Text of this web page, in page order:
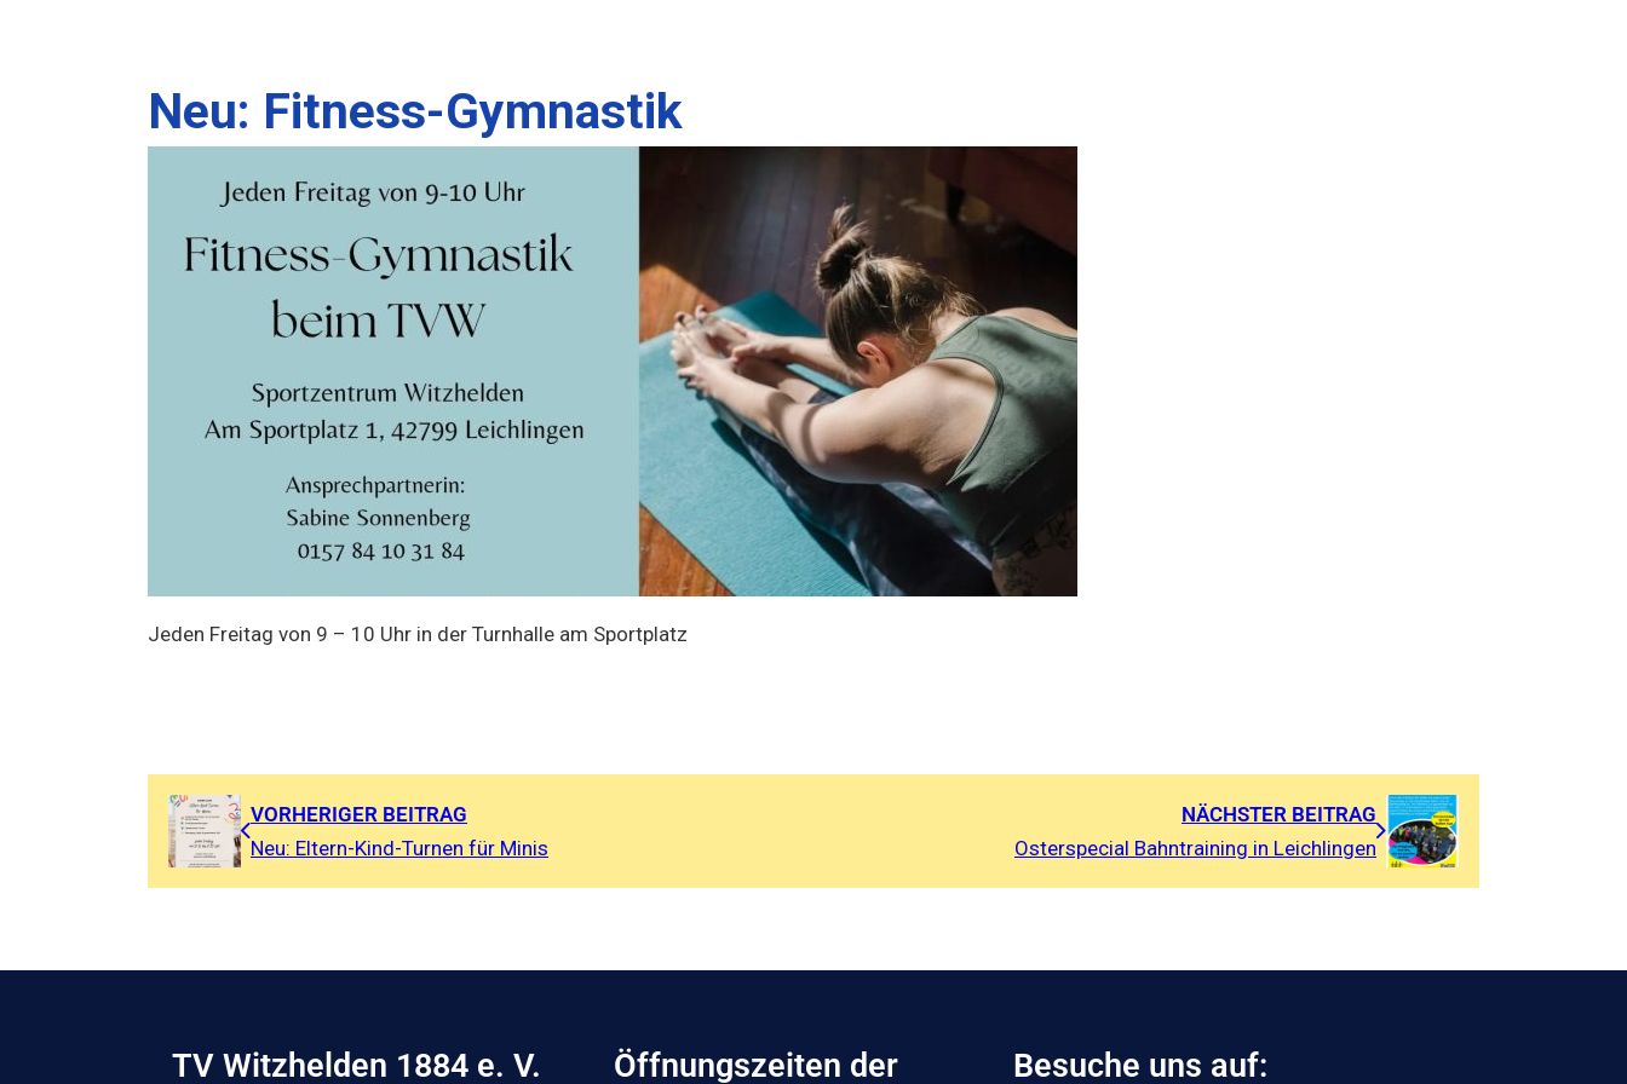
Neu: Fitness-Gymnastik
Jeden Freitag von 9 – 10 Uhr in der Turnhalle am Sportplatz
VORHERIGER BEITRAG
Neu: Eltern-Kind-Turnen für Minis
NÄCHSTER BEITRAG
Osterspecial Bahntraining in Leichlingen
TV Witzhelden 1884 e. V. Öffnungszeiten der Besuche uns auf: